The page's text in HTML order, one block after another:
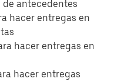
antecedentes
hacer entregas en
hacer entregas en
hacer entregas